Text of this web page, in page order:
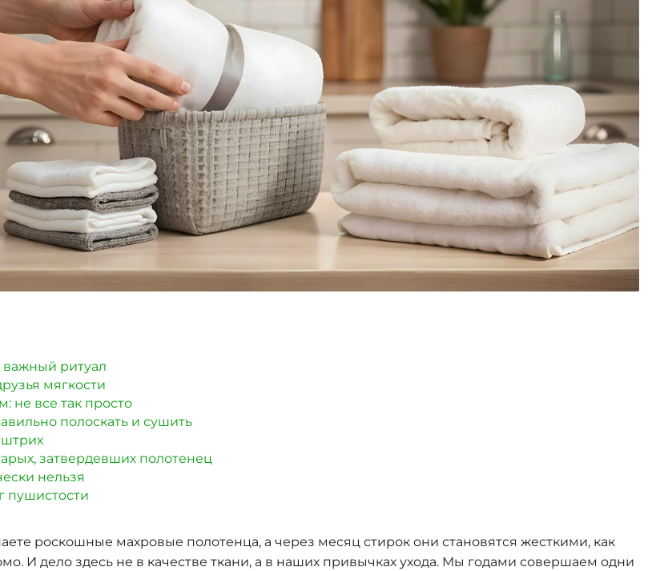
важный ритуал
мягкости
не все так просто
полоскать и сушить
затвердевших полотенец
нельзя
пушистости
роскошные махровые полотенца, а через месяц стирок они становятся жесткими, как
И дело здесь не в качестве ткани, а в наших привычках ухода. Мы годами совершаем одни